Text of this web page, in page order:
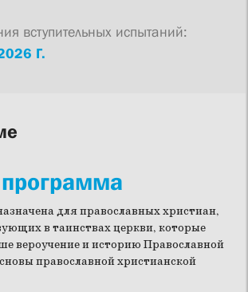
вступительных испытаний:
Г.
для православных христиан,
в таинствах церкви, которые
вероучение и историю Православной
православной христианской